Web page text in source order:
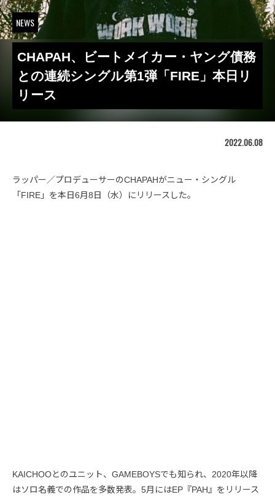
NEWS
CHAPAH、ビートメイカー・ヤング債務
との連続シングル第1弾「FIRE」本日リ
リース
2022.06.08
ラッパー／プロデューサーのCHAPAHがニュー・シングル
「FIRE」を本日6月8日（水）にリリースした。
KAICHOOとのユニット、GAMEBOYSでも知られ、2020年以降
はソロ名義での作品を多数発表。5月にはEP『PAH』をリリース